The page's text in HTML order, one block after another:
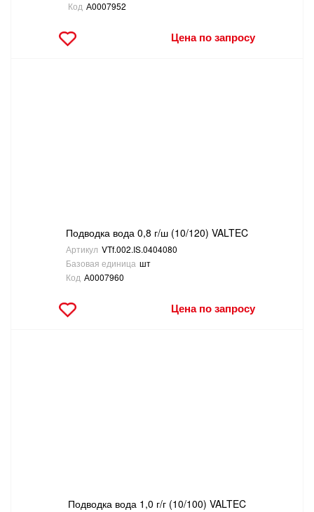
Код А0007952
Цена по запросу
Подводка вода 0,8 г/ш (10/120) VALTEC
Артикул VTf.002.IS.0404080
Базовая единица шт
Код А0007960
Цена по запросу
Подводка вода 1,0 г/г (10/100) VALTEC